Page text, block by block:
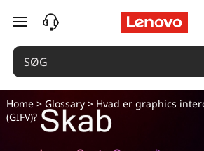
spring til hovedindhold
Home> Glossary> Hvad er graphics
(GIFV)?